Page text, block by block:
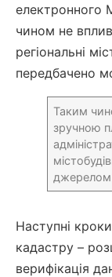
електронного
чином не
регіональні
передбачено
Таким
зручною
джерелом
Наступні
кадастру –
верифікація